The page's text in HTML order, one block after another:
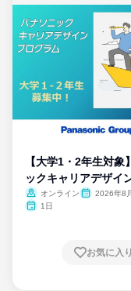
【大学1・2年生対象
ックキャリアデザイ
ム
オンライン
2026年8
1日
お気に入り